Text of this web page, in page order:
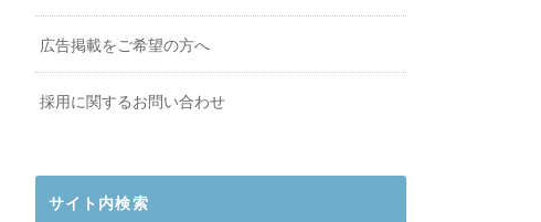
広告掲載をご希望の方へ
採用に関するお問い合わせ
サイト内検索